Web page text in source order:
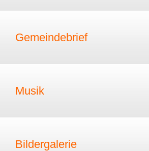
Gemeindebrief
Musik
Bildergalerie